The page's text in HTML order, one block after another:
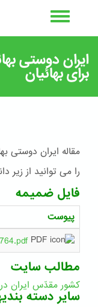
ايران دوستی
برای بهائيان
مقاله ايران دوستی
را می توانید از زیر
فایل ضمیمه
پیوست
مطالب سایت
کشور مقدّس ایران در
سایر دسته